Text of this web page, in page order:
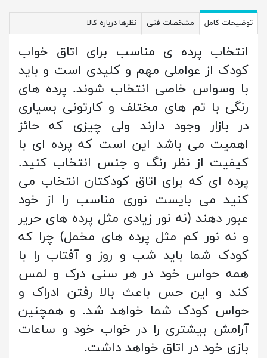
توضیحات کامل مشخصات فنی نظرها درباره کالا
انتخاب پرده ی مناسب برای اتاق خواب
کودک از عواملی مهم و کلیدی است و باید
با وسواس خاصی انتخاب شوند. پرده های
رنگی با تم های مختلف و کارتونی بسیاری
در بازار وجود دارند ولی چیزی که حائز
اهمیت می باشد این است که پرده ای با
کیفیت از نظر رنگ و جنس انتخاب کنید.
پرده ای که برای اتاق کودکتان انتخاب می
کنید می بایست نوری مناسب را از خود
عبور دهند (نه نور زیادی مثل پرده های حریر
و نه نور کم مثل پرده های مخمل) چرا که
کودک شما باید شب و روز و آفتاب را با
همه حواس خود در هر سنی درک و لمس
کند و این حس باعث بالا رفتن ادراک و
حواس کودک شما خواهد شد. و همچنین
آرامش بیشتری را در خواب خود و ساعات
بازی خود در اتاق خواهد داشت.